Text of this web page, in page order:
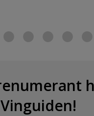
Vinguiden!